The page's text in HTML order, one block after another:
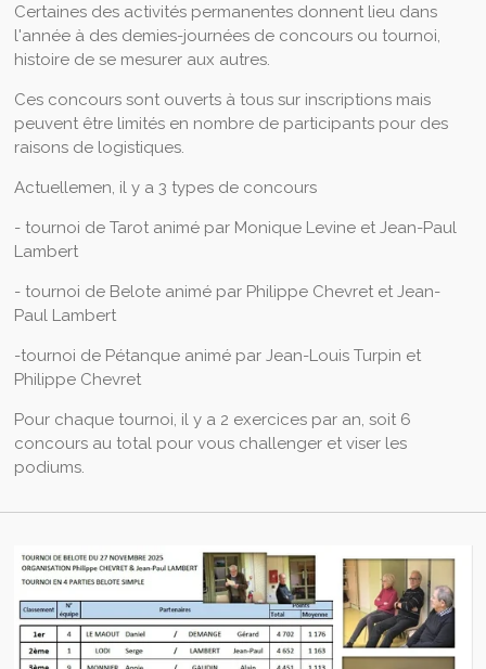
Certaines des activités permanentes donnent lieu dans
l'année à des demies-journées de concours ou tournoi,
histoire de se mesurer aux autres.
Ces concours sont ouverts à tous sur inscriptions mais
peuvent être limités en nombre de participants pour des
raisons de logistiques.
Actuellemen, il y a 3 types de concours
- tournoi de Tarot animé par Monique Levine et Jean-Paul
Lambert
- tournoi de Belote animé par Philippe Chevret et Jean-
Paul Lambert
-tournoi de Pétanque animé par Jean-Louis Turpin et
Philippe Chevret
Pour chaque tournoi, il y a 2 exercices par an, soit 6
concours au total pour vous challenger et viser les
podiums.